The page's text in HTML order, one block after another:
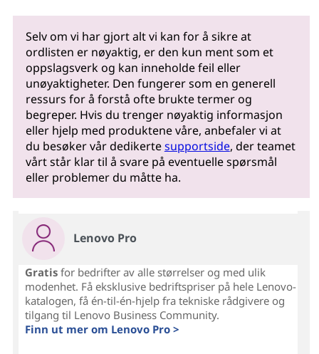
Selv om vi har gjort alt vi kan for å sikre at
ordlisten er nøyaktig, er den kun ment som et
oppslagsverk og kan inneholde feil eller
unøyaktigheter. Den fungerer som en generell
ressurs for å forstå ofte brukte termer og
begreper. Hvis du trenger nøyaktig informasjon
eller hjelp med produktene våre, anbefaler vi at
du besøker vår dedikertesupportside, der teamet
vårt står klar til å svare på eventuelle spørsmål
eller problemer du måtte ha.
Lenovo Pro
Gratisfor bedrifter av alle størrelser og med ulik
modenhet. Få eksklusive bedriftspriser på hele Lenovo-
katalogen, få én-til-én-hjelp fra tekniske rådgivere og
tilgang til Lenovo Business Community.
Finn ut mer om Lenovo Pro >